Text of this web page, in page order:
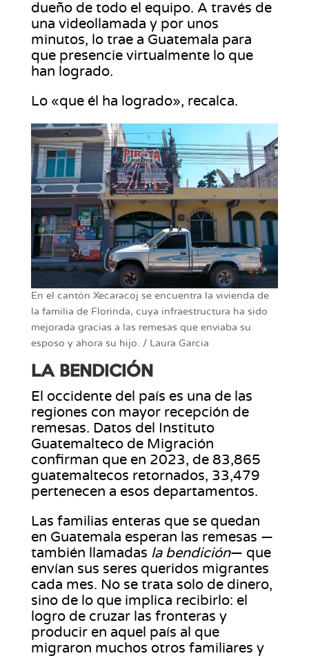
dueño de todo el equipo. A través de
una videollamada y por unos
minutos, lo trae a Guatemala para
que presencie virtualmente lo que
han logrado.
Lo «que él ha logrado», recalca.
En el cantón Xecaracoj se encuentra la vivienda de
la familia de Florinda, cuya infraestructura ha sido
mejorada gracias a las remesas que enviaba su
esposo y ahora su hijo. / Laura Garcia
LA BENDICIÓN
El occidente del país es una de las
regiones con mayor recepción de
remesas. Datos del Instituto
Guatemalteco de Migración
confirman que en 2023, de 83,865
guatemaltecos retornados, 33,479
pertenecen a esos departamentos.
Las familias enteras que se quedan
en Guatemala esperan las remesas —
también llamadas la bendición— que
envían sus seres queridos migrantes
cada mes. No se trata solo de dinero,
sino de lo que implica recibirlo: el
logro de cruzar las fronteras y
producir en aquel país al que
migraron muchos otros familiares y